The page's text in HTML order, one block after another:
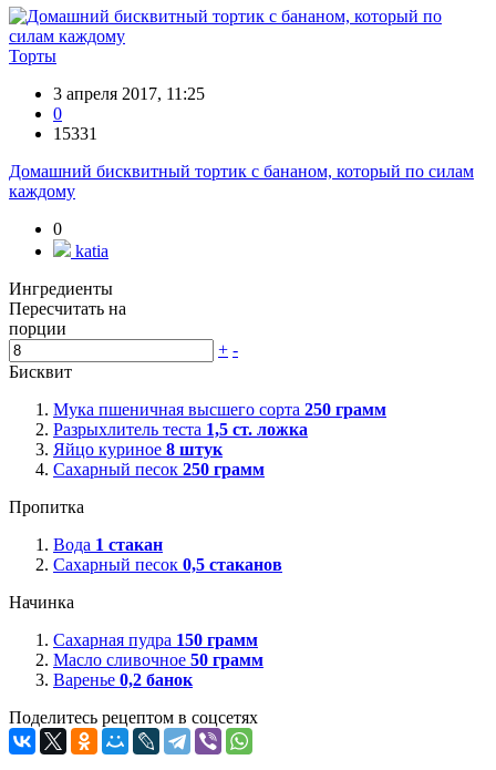
Торты
3 апреля 2017, 11:25
0
15331
Домашний бисквитный тортик с бананом, который по силам
каждому
0
katia
Ингредиенты
Пересчитать на
порции
+ -
Бисквит
Мука пшеничная высшего сорта 250 грамм
Разрыхлитель теста 1,5 ст. ложка
Яйцо куриное 8 штук
Сахарный песок 250 грамм
Пропитка
Вода 1 стакан
Сахарный песок 0,5 стаканов
Начинка
Сахарная пудра 150 грамм
Масло сливочное 50 грамм
Варенье 0,2 банок
Поделитесь рецептом в соцсетях